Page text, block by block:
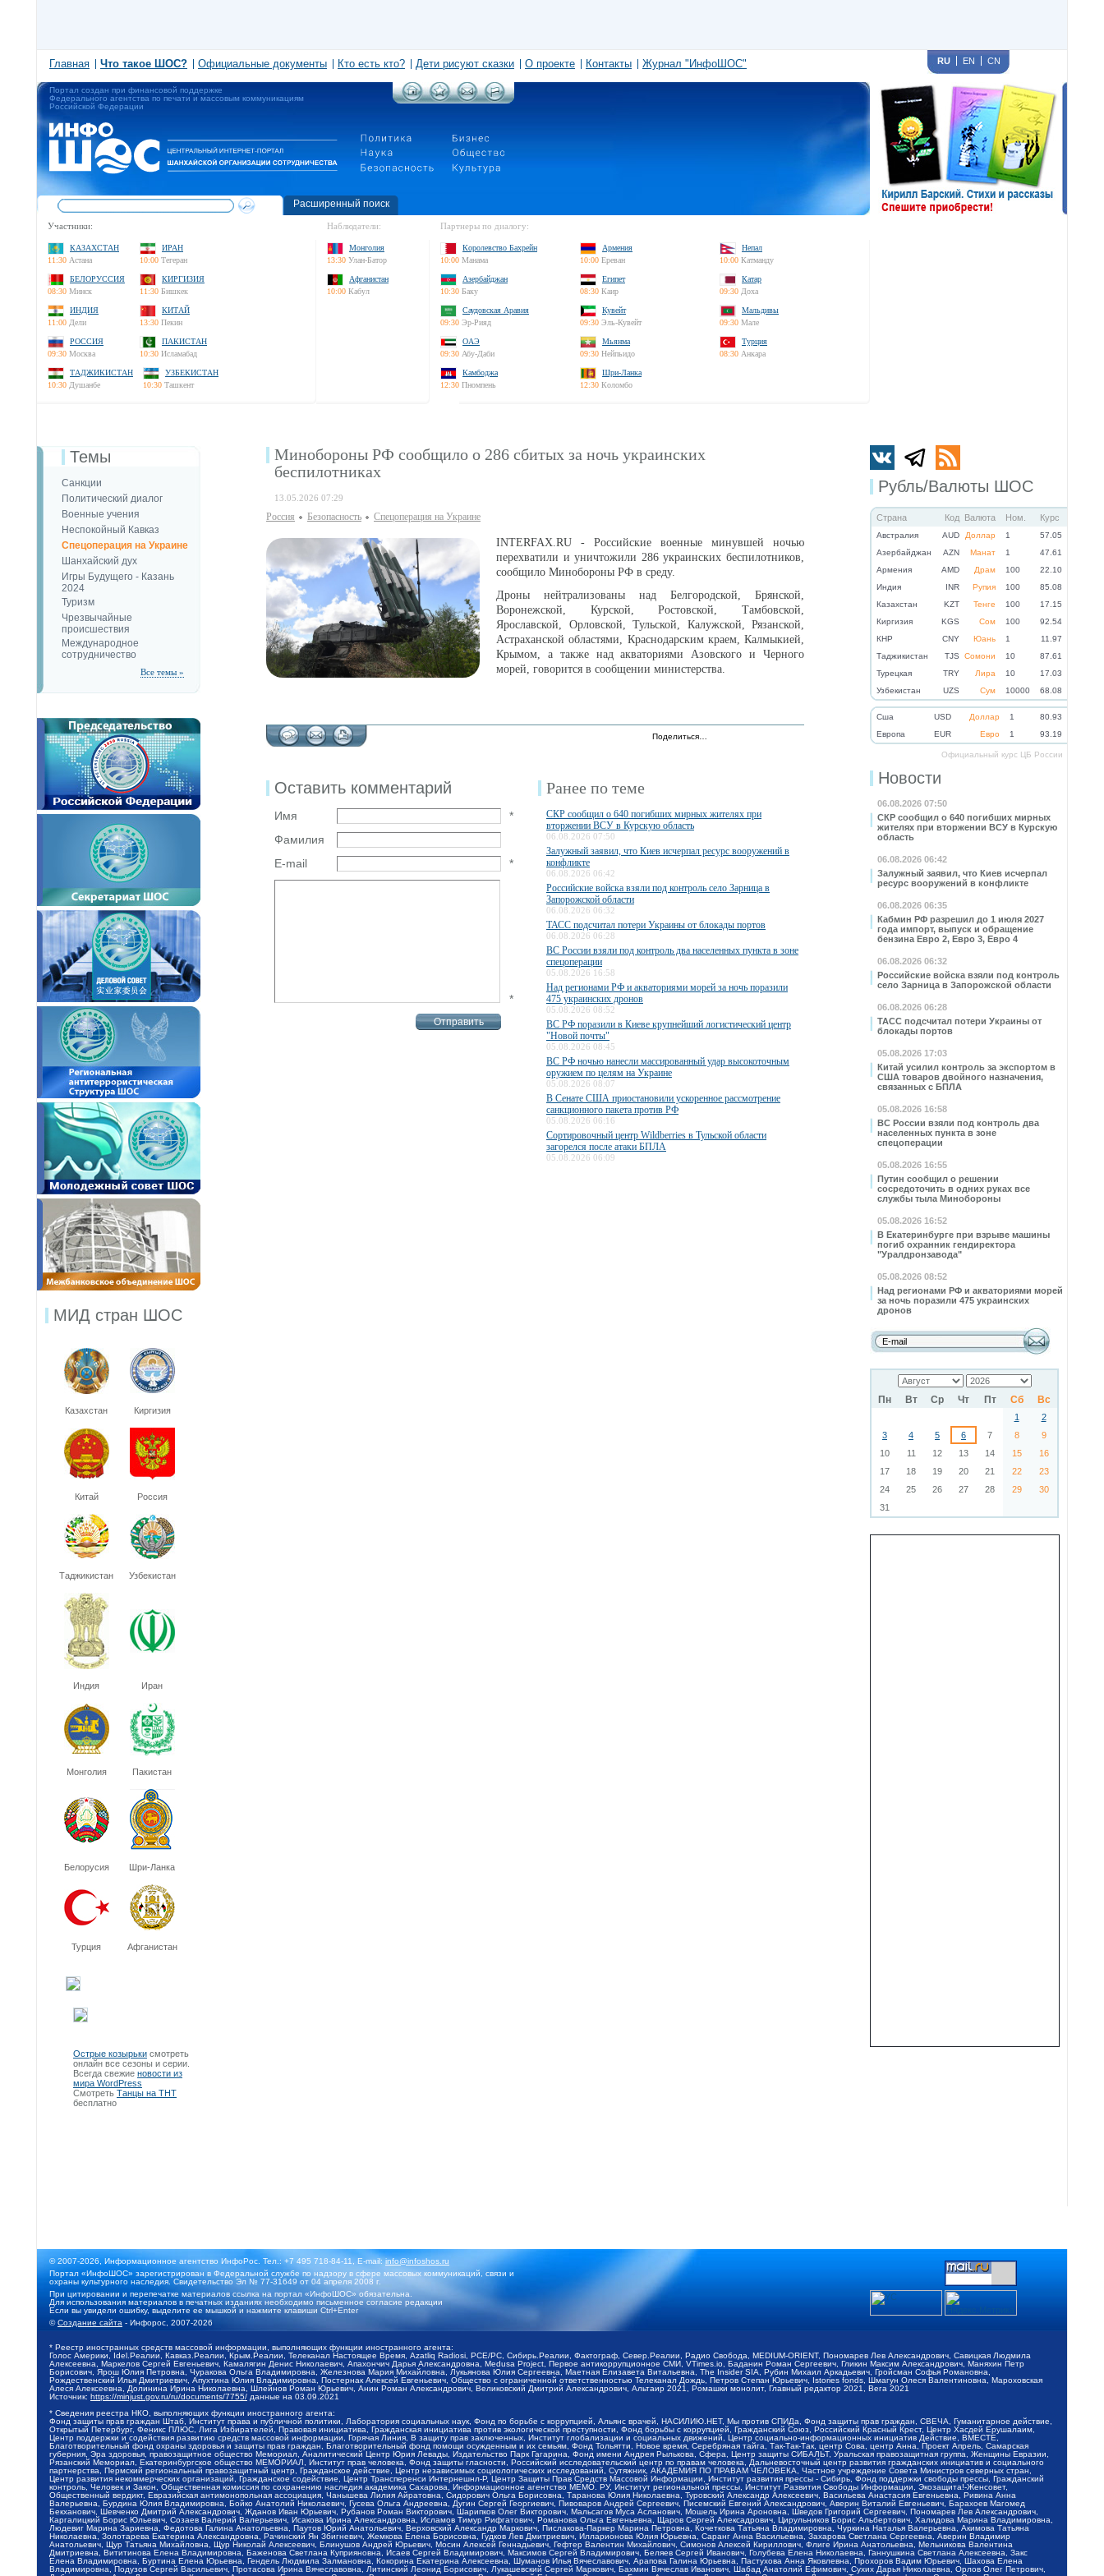
Главная Что такое ШОС? Официальные документы Кто есть кто? Дети рисуют сказки О проекте Контакты Журнал "ИнфоШОС" RU EN CN
Портал создан при финансовой поддержке
Федерального агентства по печати и массовым коммуникациям
Российской Федерации
Расширенный поиск
Участники:
КАЗАХСТАН
11:30 Астана
ИРАН
10:00 Тегеран
БЕЛОРУССИЯ
08:30 Минск
КИРГИЗИЯ
11:30 Бишкек
ИНДИЯ
11:00 Дели
КИТАЙ
13:30 Пекин
РОССИЯ
09:30 Москва
ПАКИСТАН
10:30 Исламабад
ТАДЖИКИСТАН
10:30 Душанбе
УЗБЕКИСТАН
10:30 Ташкент
Наблюдатели:
Монголия
13:30 Улан-Батор
Афганистан
10:00 Кабул
Партнеры по диалогу:
Королевство Бахрейн
10:00 Манама
Армения
10:00 Ереван
Непал
10:00 Катманду
Азербайджан
10:30 Баку
Египет
08:30 Каир
Катар
09:30 Доха
Саудовская Аравия
09:30 Эр-Рияд
Кувейт
09:30 Эль-Кувейт
Мальдивы
09:30 Мале
ОАЭ
09:30 Абу-Даби
Мьянма
09:30 Нейпьидо
Турция
08:30 Анкара
Камбоджа
12:30 Пномпень
Шри-Ланка
12:30 Коломбо
Рубль/Валюты ШОС
Страна Код Валюта Ном. Курс
Австралия AUD Доллар 1
57.05
Азербайджан
AZN Манат 1
47.61
Армения
AMD Драм 100
22.10
Индия
INR Рупия 100
85.08
Казахстан
KZT Тенге 100
17.15
Киргизия
KGS Сом 100
92.54
КНР
CNY Юань 1
11.97
Таджикистан
TJS Сомони 10
87.61
Турецкая
TRY Лира 10
17.03
Узбекистан
UZS Сум 10000 68.08
Cша USD Доллар 1
80.93
Eвропа
EUR Евро 1 93.19
Официальный курс ЦБ России
Новости
06.08.2026 07:50
СКР сообщил о 640 погибших мирных
жителях при вторжении ВСУ в Курскую
область
06.08.2026 06:42
Залужный заявил, что Киев исчерпал
ресурс вооружений в конфликте
06.08.2026 06:35
Кабмин РФ разрешил до 1 июля 2027
года импорт, выпуск и обращение
бензина Евро 2, Евро 3, Евро 4
06.08.2026 06:32
Российские войска взяли под контроль
село Зарница в Запорожской области
06.08.2026 06:28
ТАСС подсчитал потери Украины от
блокады портов
05.08.2026 17:03
Китай усилил контроль за экспортом в
США товаров двойного назначения,
связанных с БПЛА
05.08.2026 16:58
ВС России взяли под контроль два
населенных пункта в зоне
спецоперации
05.08.2026 16:55
Путин сообщил о решении
сосредоточить в одних руках все
службы тыла Минобороны
05.08.2026 16:52
В Екатеринбурге при взрыве машины
погиб охранник гендиректора
"Уралдронзавода"
05.08.2026 08:52
Над регионами РФ и акваториями морей
за ночь поразили 475 украинских
дронов
Пн Вт Ср Чт Пт Сб Вс
1
2
3
4 5 6 7 8
9
10
11 12 13 14 15
16
17
18 19 20 21 22
23
24
25 26 27 28 29
30
31
Темы
Санкции
Политический диалог
Военные учения
Неспокойный Кавказ
Спецоперация на Украине
Шанхайский дух
Игры Будущего - Казань
2024
Туризм
Чрезвычайные
происшествия
Международное
сотрудничество
Все темы »
МИД стран ШОС
Казахстан Киргизия
Китай Россия
Таджикистан Узбекистан
Индия Иран
Монголия Пакистан
Белорусия Шри-Ланка
Турция Афганистан
Острые козырьки смотреть
онлайн все сезоны и серии.
Всегда свежие новости из
мира WordPress
Смотреть Танцы на ТНТ
бесплатно
Минобороны РФ сообщило о 286 сбитых за ночь украинских
беспилотниках
13.05.2026 07:29
Россия Безопаcность Спецоперация на Украине
INTERFAX.RU - Российские военные минувшей ночью
перехватили и уничтожили 286 украинских беспилотников,
сообщило Минобороны РФ в среду.
Дроны нейтрализованы над Белгородской, Брянской,
Воронежской, Курской, Ростовской, Тамбовской,
Ярославской, Орловской, Тульской, Калужской, Рязанской,
Астраханской областями, Краснодарским краем, Калмыкией,
Крымом, а также над акваториями Азовского и Черного
морей, говорится в сообщении министерства.
Поделиться…
Оставить комментарий
Имя
*
Фамилия
E-mail
*
*
Ранее по теме
СКР сообщил о 640 погибших мирных жителях при
вторжении ВСУ в Курскую область
06.08.2026 07:50
Залужный заявил, что Киев исчерпал ресурс вооружений в
конфликте
06.08.2026 06:42
Российские войска взяли под контроль село Зарница в
Запорожской области
06.08.2026 06:32
ТАСС подсчитал потери Украины от блокады портов
06.08.2026 06:28
ВС России взяли под контроль два населенных пункта в зоне
спецоперации
05.08.2026 16:58
Над регионами РФ и акваториями морей за ночь поразили
475 украинских дронов
05.08.2026 08:52
ВС РФ поразили в Киеве крупнейший логистический центр
"Новой почты"
05.08.2026 08:45
ВС РФ ночью нанесли массированный удар высокоточным
оружием по целям на Украине
05.08.2026 08:07
В Сенате США приостановили ускоренное рассмотрение
санкционного пакета против РФ
05.08.2026 06:16
Сортировочный центр Wildberries в Тульской области
загорелся после атаки БПЛА
05.08.2026 06:09
© 2007-2026, Информационное агентство ИнфоРос. Тел.: +7 495 718-84-11, E-mail:info@infoshos.ru
Портал «ИнфоШОС» зарегистрирован в Федеральной службе по надзору в сфере массовых коммуникаций, связи и
охраны культурного наследия. Свидетельство Эл № 77-31649 от 04 апреля 2008 г.
При цитировании и перепечатке материалов ссылка на портал «ИнфоШОС» обязательна.
Для использования материалов в печатных изданиях необходимо письменное согласие редакции
Если вы увидели ошибку, выделите ее мышкой и нажмите клавиши Ctrl+Enter
©Создание сайта - Инфорос, 2007-2026
* Реестр иностранных средств массовой информации, выполняющих функции иностранного агента:
Голос Америки, Idel.Реалии, Кавказ.Реалии, Крым.Реалии, Телеканал Настоящее Время, Azatliq Radiosi, PCE/PC, Сибирь.Реалии, Фактограф, Север.Реалии, Радио Свобода, MEDIUM-ORIENT, Пономарев Лев Александрович, Савицкая Людмила
Алексеевна, Маркелов Сергей Евгеньевич, Камалягин Денис Николаевич, Апахончич Дарья Александровна, Medusa Project, Первое антикоррупционное СМИ, VTimes.io, Баданин Роман Сергеевич, Гликин Максим Александрович, Маняхин Петр
Борисович, Ярош Юлия Петровна, Чуракова Ольга Владимировна, Железнова Мария Михайловна, Лукьянова Юлия Сергеевна, Маетная Елизавета Витальевна, The Insider SIA, Рубин Михаил Аркадьевич, Гройсман Софья Романовна,
Рождественский Илья Дмитриевич, Апухтина Юлия Владимировна, Постернак Алексей Евгеньевич, Общество с ограниченной ответственностью Телеканал Дождь, Петров Степан Юрьевич, Istories fonds, Шмагун Олеся Валентиновна, Мароховская
Алеся Алексеевна, Долинина Ирина Николаевна, Шлейнов Роман Юрьевич, Анин Роман Александрович, Великовский Дмитрий Александрович, Альтаир 2021, Ромашки монолит, Главный редактор 2021, Вега 2021
Источник: https://minjust.gov.ru/ru/documents/7755/ данные на 03.09.2021
* Сведения реестра НКО, выполняющих функции иностранного агента:
Фонд защиты прав граждан Штаб, Институт права и публичной политики, Лаборатория социальных наук, Фонд по борьбе с коррупцией, Альянс врачей, НАСИЛИЮ.НЕТ, Мы против СПИДа, Фонд защиты прав граждан, СВЕЧА, Гуманитарное действие,
Открытый Петербург, Феникс ПЛЮС, Лига Избирателей, Правовая инициатива, Гражданская инициатива против экологической преступности, Фонд борьбы с коррупцией, Гражданский Союз, Российский Красный Крест, Центр Хасдей Ерушалаим,
Центр поддержки и содействия развитию средств массовой информации, Горячая Линия, В защиту прав заключенных, Институт глобализации и социальных движений, Центр социально-информационных инициатив Действие, ВМЕСТЕ,
Благотворительный фонд охраны здоровья и защиты прав граждан, Благотворительный фонд помощи осужденным и их семьям, Фонд Тольятти, Новое время, Серебряная тайга, Так-Так-Так, центр Сова, центр Анна, Проект Апрель, Самарская
губерния, Эра здоровья, правозащитное общество Мемориал, Аналитический Центр Юрия Левады, Издательство Парк Гагарина, Фонд имени Андрея Рылькова, Сфера, Центр защиты СИБАЛЬТ, Уральская правозащитная группа, Женщины Евразии,
Рязанский Мемориал, Екатеринбургское общество МЕМОРИАЛ, Институт прав человека, Фонд защиты гласности, Российский исследовательский центр по правам человека, Дальневосточный центр развития гражданских инициатив и социального
партнерства, Пермский региональный правозащитный центр, Гражданское действие, Центр независимых социологических исследований, Сутяжник, АКАДЕМИЯ ПО ПРАВАМ ЧЕЛОВЕКА, Частное учреждение Совета Министров северных стран,
Центр развития некоммерческих организаций, Гражданское содействие, Центр Трансперенси Интернешнл-Р, Центр Защиты Прав Средств Массовой Информации, Институт развития прессы - Сибирь, Фонд поддержки свободы прессы, Гражданский
контроль, Человек и Закон, Общественная комиссия по сохранению наследия академика Сахарова, Информационное агентство МЕМО. РУ, Институт региональной прессы, Институт Развития Свободы Информации, Экозащита!-Женсовет,
Общественный вердикт, Евразийская антимонопольная ассоциация, Чанышева Лилия Айратовна, Сидорович Ольга Борисовна, Таранова Юлия Николаевна, Туровский Александр Алексеевич, Васильева Анастасия Евгеньевна, Ривина Анна
Валерьевна, Бурдина Юлия Владимировна, Бойко Анатолий Николаевич, Гусева Ольга Андреевна, Дугин Сергей Георгиевич, Пивоваров Андрей Сергеевич, Писемский Евгений Александрович, Аверин Виталий Евгеньевич, Барахоев Магомед
Бекханович, Шевченко Дмитрий Александрович, Жданов Иван Юрьевич, Рубанов Роман Викторович, Шарипков Олег Викторович, Мальсагов Муса Асланович, Мошель Ирина Ароновна, Шведов Григорий Сергеевич, Пономарев Лев Александрович,
Каргалицкий Борис Юльевич, Созаев Валерий Валерьевич, Исакова Ирина Александровна, Исламов Тимур Рифгатович, Романова Ольга Евгеньевна, Щаров Сергей Алексадрович, Цирульников Борис Альбертович, Халидова Марина Владимировна,
Людевиг Марина Зариевна, Федотова Галина Анатольевна, Паутов Юрий Анатольевич, Верховский Александр Маркович, Пислакова-Паркер Марина Петровна, Кочеткова Татьяна Владимировна, Чуркина Наталья Валерьевна, Акимова Татьяна
Николаевна, Золотарева Екатерина Александровна, Рачинский Ян Збигневич, Жемкова Елена Борисовна, Гудков Лев Дмитриевич, Илларионова Юлия Юрьевна, Саранг Анна Васильевна, Захарова Светлана Сергеевна, Аверин Владимир
Анатольевич, Щур Татьяна Михайловна, Щур Николай Алексеевич, Блинушов Андрей Юрьевич, Мосин Алексей Геннадьевич, Гефтер Валентин Михайлович, Симонов Алексей Кириллович, Флиге Ирина Анатольевна, Мельникова Валентина
Дмитриевна, Вититинова Елена Владимировна, Баженова Светлана Куприяновна, Исаев Сергей Владимирович, Максимов Сергей Владимирович, Беляев Сергей Иванович, Голубева Елена Николаевна, Ганнушкина Светлана Алексеевна, Закс
Елена Владимировна, Буртина Елена Юрьевна, Гендель Людмила Залмановна, Кокорина Екатерина Алексеевна, Шуманов Илья Вячеславович, Арапова Галина Юрьевна, Пастухова Анна Яковлевна, Прохоров Вадим Юрьевич, Шахова Елена
Владимировна, Подузов Сергей Васильевич, Протасова Ирина Вячеславовна, Литинский Леонид Борисович, Лукашевский Сергей Маркович, Бахмин Вячеслав Иванович, Шабад Анатолий Ефимович, Сухих Дарья Николаевна, Орлов Олег Петрович,